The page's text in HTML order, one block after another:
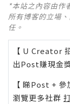
*本站之內容由作
所有博客的立場
任。
【 U Creator
出Post賺現金
【 睇Post + 參
瀏覽更多社群